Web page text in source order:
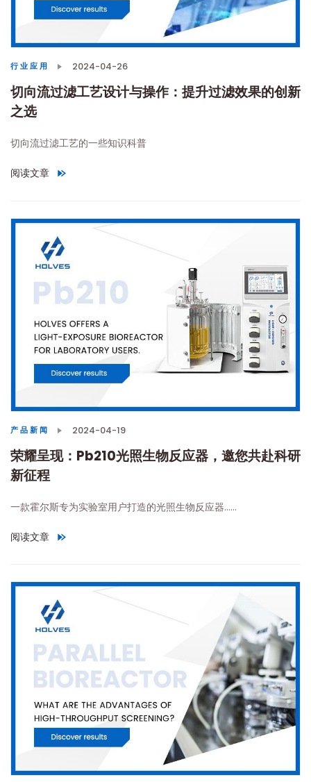
切向流过滤工艺设计与操作：提升过滤效果的创新
之选
切向流过滤工艺的一些知识科普
阅读文章
"切向流过滤工艺设计与操作：提升过滤效果的创新之选
2024-04-26
行业应用
荣耀呈现：Pb210光照生物反应器，邀您共赴科研
新征程
一款霍尔斯专为实验室用户打造的光照生物反应器……
阅读文章
"荣耀呈现：Pb210光照生物反应器，邀您共赴科研新征程
2024-04-19
产品新闻